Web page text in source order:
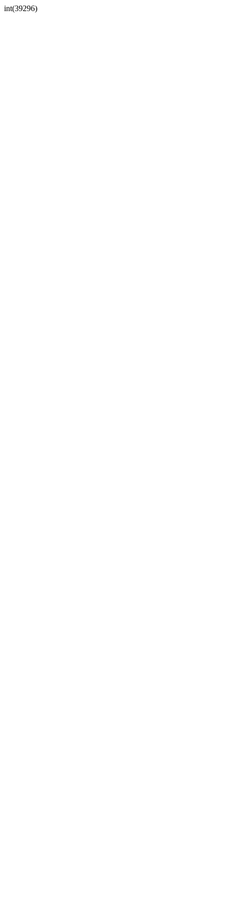
int(39296)